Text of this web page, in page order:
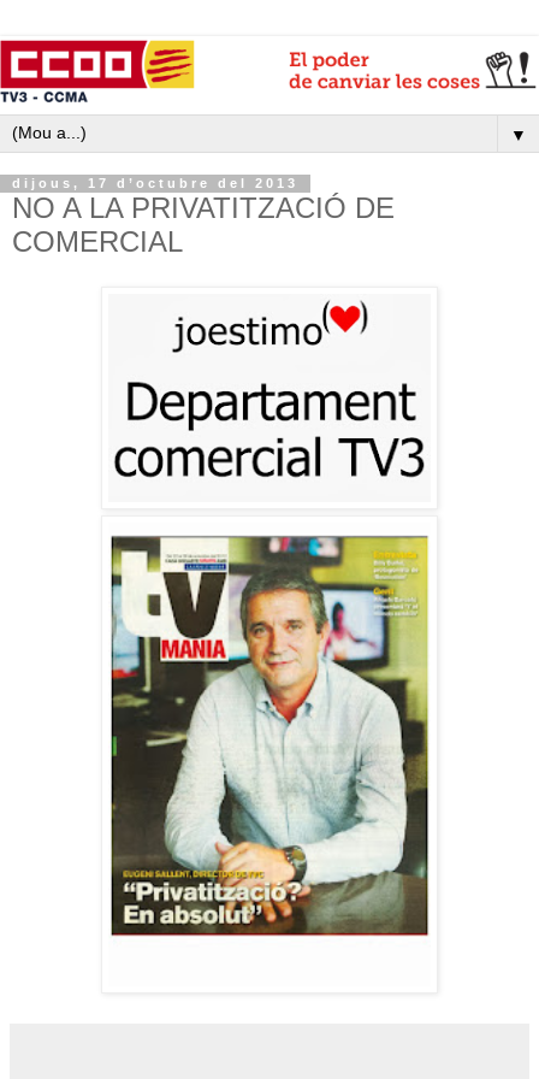
▼
dijous, 17 d’octubre del 2013
NO A LA PRIVATITZACIÓ DE
COMERCIAL